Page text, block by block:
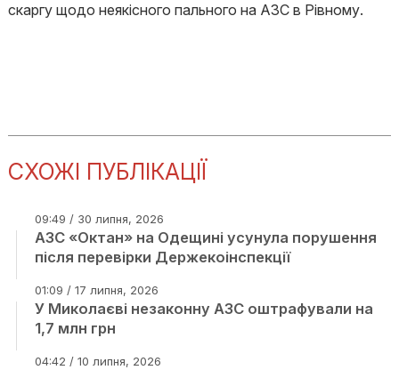
скаргу щодо неякісного пального на АЗС в Рівному.
СХОЖІ ПУБЛІКАЦІЇ
09:49 / 30 липня, 2026
АЗС «Октан» на Одещині усунула порушення
після перевірки Держекоінспекції
01:09 / 17 липня, 2026
У Миколаєві незаконну АЗС оштрафували на
1,7 млн грн
04:42 / 10 липня, 2026